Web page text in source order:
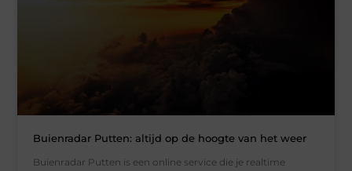
Buienradar Putten: altijd op de hoogte van het weer
Buienradar Putten is een online service die je realtime